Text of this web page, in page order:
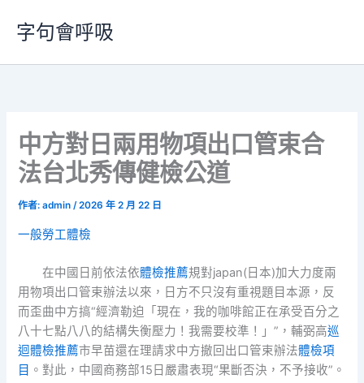
要
字句會呼吸
中方對日兩用物項出口管束合
法台北秀傳健檢公道
作者:admin/2026 年 2 月 22 日
一般勞工體檢
在中國日前依法依體檢推薦規對japan(日本)加大力度兩
用物項出口管束辦法以來，日方不只沒有重視題目本源，反
而歪曲中方搞“經濟勒迫「現在，我的咖啡館正在承受百分之
八十七點八八的結構失衡壓力！我需要校準！」”，輔弼高巡
迴體檢推薦市早苗還在理請求中方撤回出口管束辦法體檢項
目 。對此，中國商務部15日嚴肅表現“果斷否決，不予接收”。